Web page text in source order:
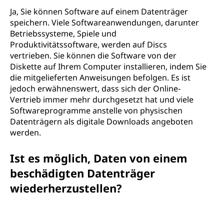
Ja, Sie können Software auf einem Datenträger
speichern. Viele Softwareanwendungen, darunter
Betriebssysteme, Spiele und
Produktivitätssoftware, werden auf Discs
vertrieben. Sie können die Software von der
Diskette auf Ihrem Computer installieren, indem Sie
die mitgelieferten Anweisungen befolgen. Es ist
jedoch erwähnenswert, dass sich der Online-
Vertrieb immer mehr durchgesetzt hat und viele
Softwareprogramme anstelle von physischen
Datenträgern als digitale Downloads angeboten
werden.
Ist es möglich, Daten von einem
beschädigten Datenträger
wiederherzustellen?